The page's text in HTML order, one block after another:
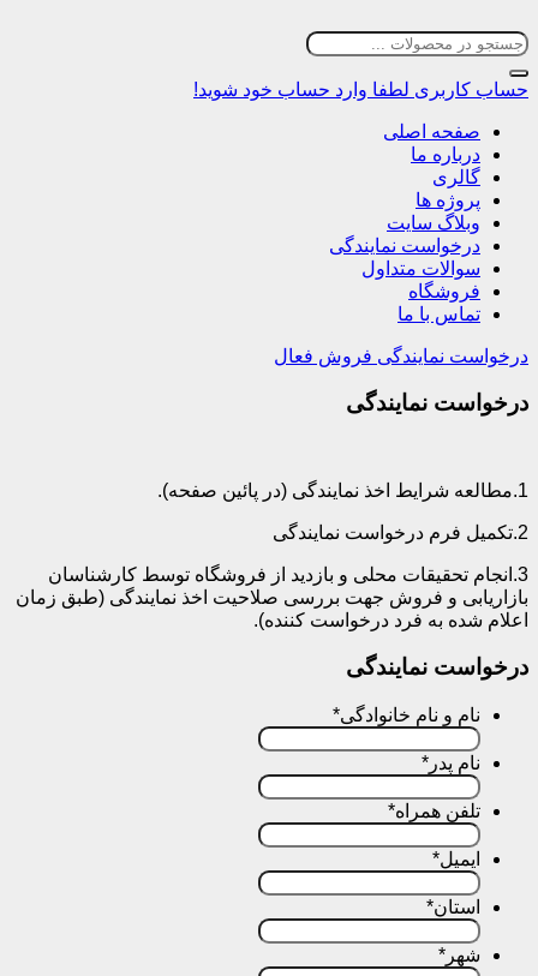
کاربری لطفا وارد حساب خود شوید!
صفحه اصلی
درباره ما
گالری
پروژه ها
وبلاگ سایت
درخواست نمایندگی
سوالات متداول
فروشگاه
تماس با ما
نمایندگی فروش فعال
نمایندگی
3.انجام تحقیقات محلی و بازدید از فروشگاه توسط کارشناسان
و فروش جهت بررسی صلاحیت اخذ نمایندگی (طبق زمان
شده به فرد درخواست کننده).
نمایندگی
نام و نام خانوادگی*
نام پدر*
تلفن همراه *
ایمیل*
استان*
شهر*